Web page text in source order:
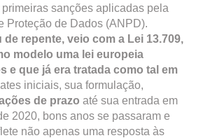
sanções aplicadas pela
Proteção de Dados (ANPD).
repente, veio com a Lei 13.709,
modelo uma lei europeia
e que já era tratada como tal em
iniciais, sua formulação,
de prazo até sua entrada em
2020, bons anos se passaram e
não apenas uma resposta às